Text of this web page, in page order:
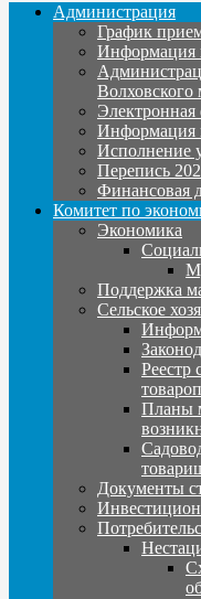
Администрация
График
Информация
Волховского
Информация
Исполнение
Перепись
Финансовая
Комитет по
Экономика
Поддержка
Сельское
Реестр
Планы
Документы